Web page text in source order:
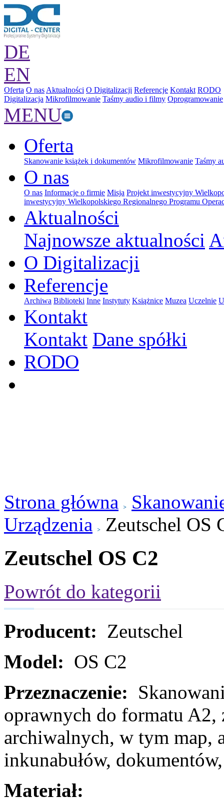
DE
EN
Oferta O nas Aktualności O Digitalizacji Referencje Kontakt RODO
Digitalizacja Mikrofilmowanie Taśmy audio i filmy Oprogramowanie
MENU
Oferta
Skanowanie książek i dokumentów Mikrofilmowanie Taśmy
O nas
O nas Informacje o firmie Misja Projekt inwestycyjny
inwestycyjny Wielkopolskiego Regionalnego Programu
Aktualności
Najnowsze aktualności
O Digitalizacji
Referencje
Archiwa Biblioteki Inne Instytuty Książnice Muzea Uczelnie
Kontakt
Kontakt Dane spółki
RODO
Strona główna
Urządzenia
Zeutschel OS
Zeutschel OS C2
Powrót do kategorii
Producent: Zeutschel
Model: OS C2
Przeznaczenie:
oprawnych do formatu
archiwalnych, w tym map,
inkunabułów,
Materiał: